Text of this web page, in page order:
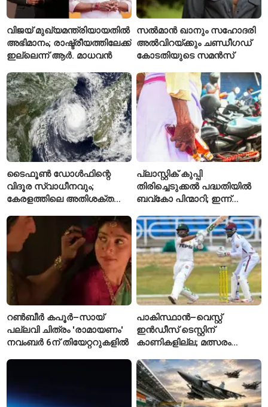
വിജയ് മുഖ്യമന്ത്രിയായതിൽ
അഭിമാനം; രാഷ്ട്രീയത്തിലേക്ക്
ഇല്ലെന്ന് ആർ. മാധവൻ
സൽമാൻ ഖാനും സഹോദരി
അൽവിറയ്ക്കും ചണ്ഡീഗഡ്
കോടതിയുടെ സമൻസ്
ടൈഫൂൺ ഡോൾഫിന്റെ
വിദൂര സ്വാധീനവും;
കേരളത്തിലെ അതിശക്ത
കാരണമായേക്കുമെന്ന്
റിപ്പോർട്ട്
പ്ലാസ്റ്റിക് കുപ്പി
തിരിച്ചെടുക്കൽ പദ്ധതിയിൽ
ബവ്കോ പിന്മാറി; ഇന്ന്
സ്വീകരിക്കില്ല
റൺബീർ കപൂർ–സായ്
പല്ലവി ചിത്രം 'രാമായണം'
നവംബർ 6ന് തിയേറ്ററുകളിൽ
പാകിസ്ഥാൻ–വെസ്റ്റ്
ഇൻഡീസ് ടെസ്റ്റിന്
കാണികളില്ല; മത്സരം
പരിഹാസവിഷയം